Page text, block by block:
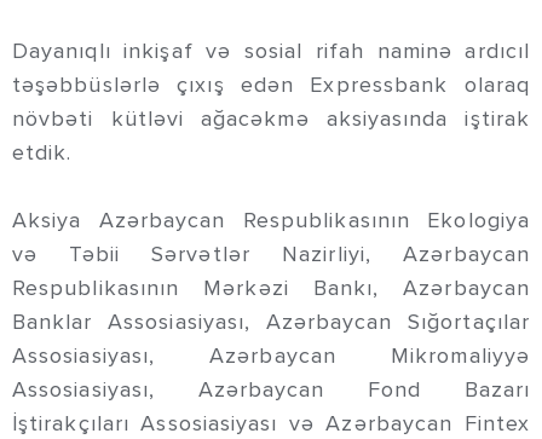
Dayanıqlı inkişaf və sosial rifah naminə ardıcıl
təşəbbüslərlə çıxış edən Expressbank olaraq
növbəti kütləvi ağacəkmə aksiyasında iştirak
etdik.
Aksiya Azərbaycan Respublikasının Ekologiya
və Təbii Sərvətlər Nazirliyi, Azərbaycan
Respublikasının Mərkəzi Bankı, Azərbaycan
Banklar Assosiasiyası, Azərbaycan Sığortaçılar
Assosiasiyası, Azərbaycan Mikromaliyyə
Assosiasiyası, Azərbaycan Fond Bazarı
İştirakçıları Assosiasiyası və Azərbaycan Fintex